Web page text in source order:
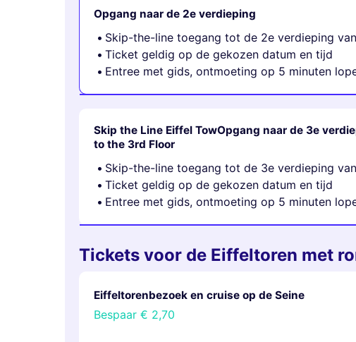
Opgang naar de 2e verdieping
Skip-the-line toegang tot de 2e verdieping
Ticket geldig op de gekozen datum en tijd
Entree met gids, ontmoeting op 5 minuten
Skip the Line Eiffel TowOpgang naar de 3e
to the 3rd Floor
Skip-the-line toegang tot de 3e verdieping
Ticket geldig op de gekozen datum en tijd
Entree met gids, ontmoeting op 5 minuten
Tickets voor de Eiffeltoren met
Eiffeltorenbezoek en cruise op de Seine
Bespaar € 2,70